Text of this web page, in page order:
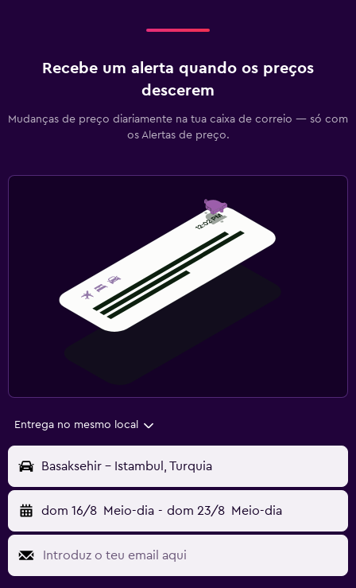
Recebe um alerta quando os preços
descerem
Mudanças de preço diariamente na tua caixa de correio — só com
os Alertas de preço.
Entrega no mesmo local
Basaksehir - Istambul, Turquia
dom 16/8 Meio-dia - dom 23/8 Meio-dia